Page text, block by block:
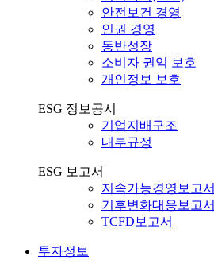
안전보건 경영
인권 경영
동반성장
소비자 권익 보호
개인정보 보호
ESG 정보공시
기업지배구조
내부규정
ESG 보고서
지속가능경영보고서
기후변화대응보고서
TCFD보고서
투자정보